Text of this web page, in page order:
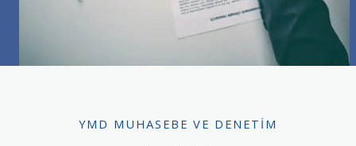
YMD MUHASEBE VE DENETIM